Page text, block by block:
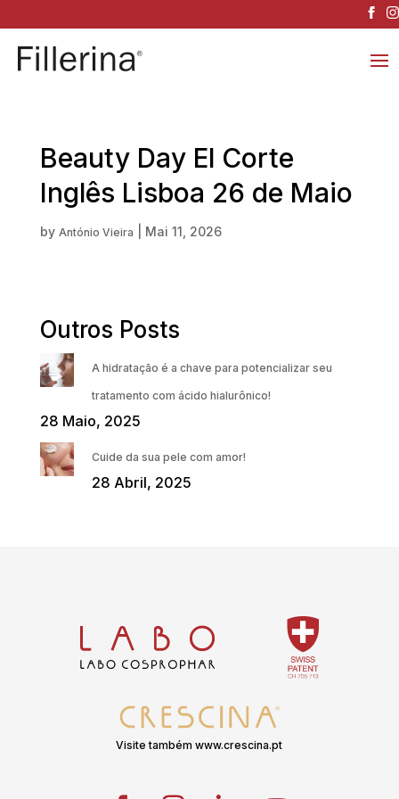
Beauty Day El Corte
Inglês Lisboa 26 de Maio
by António Vieira Mai 11, 2026
Outros Posts
A hidratação é a chave para potencializar seu
tratamento com ácido hialurônico!
28 Maio, 2025
Cuide da sua pele com amor!
28 Abril, 2025
Visite também www.crescina.pt